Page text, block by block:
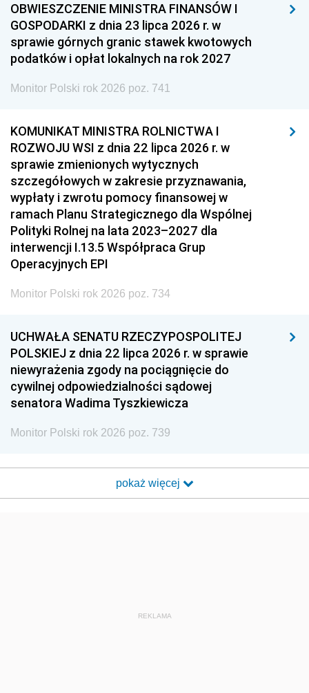
OBWIESZCZENIE MINISTRA FINANSÓW I
GOSPODARKI z dnia 23 lipca 2026 r. w
sprawie górnych granic stawek kwotowych
podatków i opłat lokalnych na rok 2027
Monitor Polski rok 2026 poz. 741
KOMUNIKAT MINISTRA ROLNICTWA I
ROZWOJU WSI z dnia 22 lipca 2026 r. w
sprawie zmienionych wytycznych
szczegółowych w zakresie przyznawania,
wypłaty i zwrotu pomocy finansowej w
ramach Planu Strategicznego dla Wspólnej
Polityki Rolnej na lata 2023–2027 dla
interwencji I.13.5 Współpraca Grup
Operacyjnych EPI
Monitor Polski rok 2026 poz. 734
UCHWAŁA SENATU RZECZYPOSPOLITEJ
POLSKIEJ z dnia 22 lipca 2026 r. w sprawie
niewyrażenia zgody na pociągnięcie do
cywilnej odpowiedzialności sądowej
senatora Wadima Tyszkiewicza
Monitor Polski rok 2026 poz. 739
pokaż więcej
REKLAMA